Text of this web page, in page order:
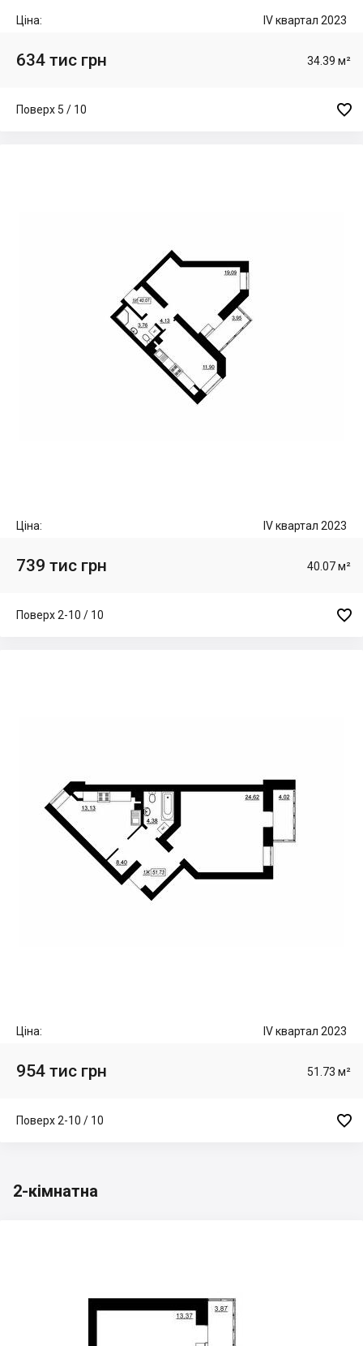
Ціна: IV квартал 2023
634 тис грн 34.39 м²
Поверх 5 / 10 
Ціна: IV квартал 2023
739 тис грн 40.07 м²
Поверх 2-10 / 10 
Ціна: IV квартал 2023
954 тис грн 51.73 м²
Поверх 2-10 / 10 
2-кімнатна